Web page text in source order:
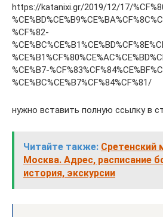
https://katanixi.gr/2019/12/17/
%CF%82-
%CE%B7-
%CE%BC%CE%B7%CF%84%CF%81/
нужно вставить полную ссылку в
Читайте также: Сретенский
Москва. Адрес, расписание
история, экскурсии